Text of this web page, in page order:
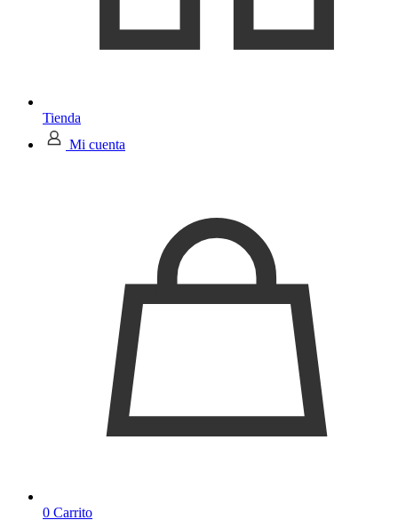
Tienda
Mi cuenta
0 Carrito